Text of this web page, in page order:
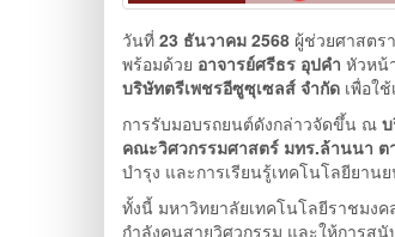
วันที่ 23 ธันวาคม 2568 ผู้ช่วยศาสตร
พร้อมด้วย อาจารย์ศรีธร อุปคำ หัวหน้
บริษัทตรีเพชรอีซูซุเซลส์ จำกัด เพื่อใ
การรับมอบรถยนต์ดังกล่าวจัดขึ้น ณ
คณะวิศวกรรมศาสตร์ มทร.ล้านนา ต
บำรุง และการเรียนรู้เทคโนโลยียา
ทั้งนี้ มหาวิทยาลัยเทคโนโลยีราชมง
กำลังคนสายวิศวกรรม และให้การส